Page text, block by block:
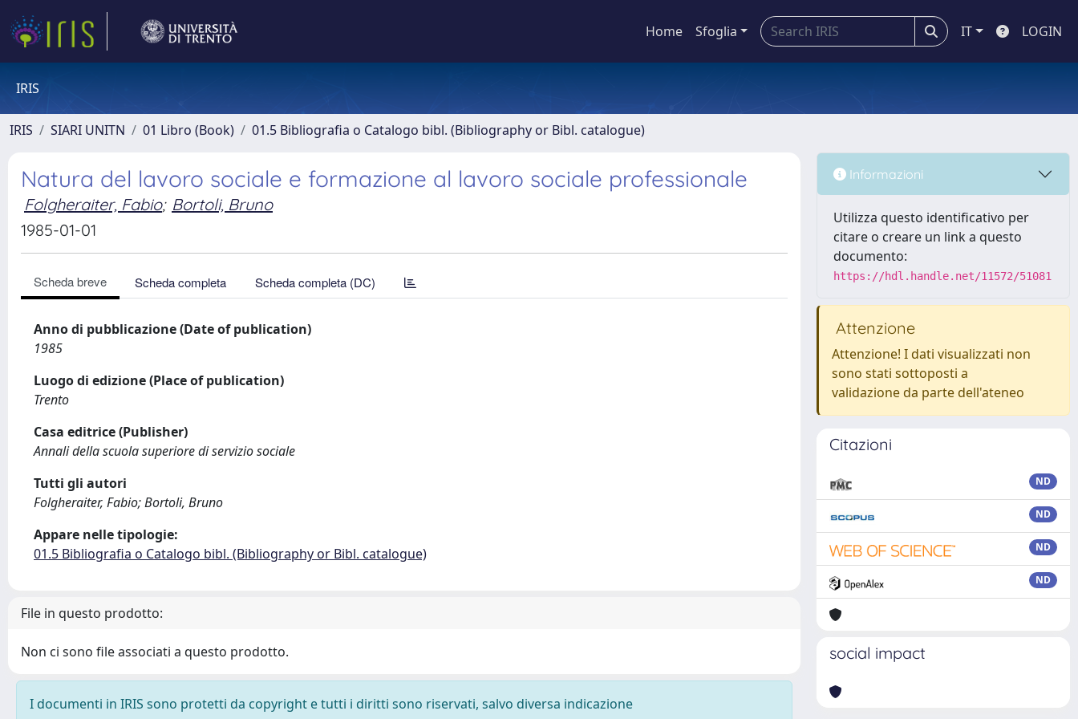
Home Sfoglia IT LOGIN
IRIS
IRIS SIARI UNITN 01 Libro (Book) 01.5 Bibliografia o Catalogo bibl. (Bibliography or Bibl. catalogue)
Natura del lavoro sociale e formazione al lavoro sociale professionale
Folgheraiter, Fabio; Bortoli, Bruno
1985-01-01
Scheda breve Scheda completa Scheda completa (DC)
Anno di pubblicazione (Date of publication)
1985
Luogo di edizione (Place of publication)
Trento
Casa editrice (Publisher)
Annali della scuola superiore di servizio sociale
Tutti gli autori
Folgheraiter, Fabio; Bortoli, Bruno
Appare nelle tipologie:
01.5 Bibliografia o Catalogo bibl. (Bibliography or Bibl. catalogue)
File in questo prodotto:
Non ci sono file associati a questo prodotto.
I documenti in IRIS sono protetti da copyright e tutti i diritti sono riservati, salvo diversa indicazione
Informazioni
Utilizza questo identificativo per
citare o creare un link a questo
documento:
https://hdl.handle.net/11572/51081
Attenzione
Attenzione! I dati visualizzati non
sono stati sottoposti a
validazione da parte dell'ateneo
Citazioni
ND
ND
ND
ND
social impact